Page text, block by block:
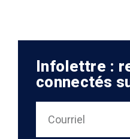
Infolettre :
connectés